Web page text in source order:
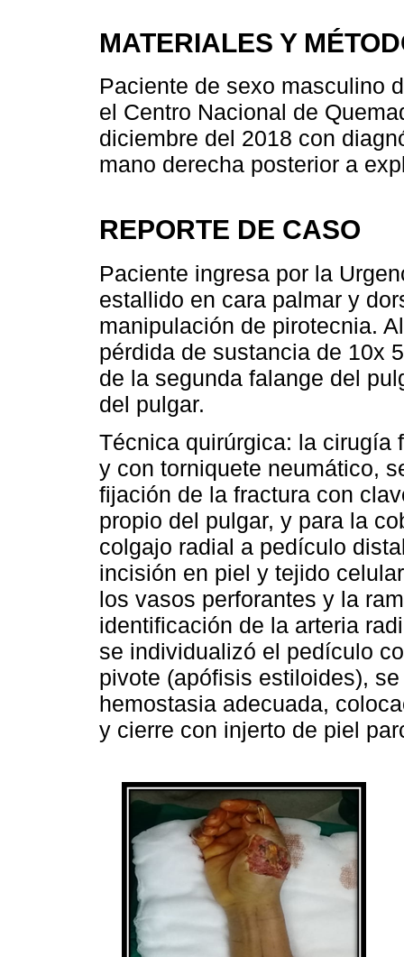
MATERIALES Y
Paciente de sexo masculino
el Centro Nacional de
diciembre del 2018 con
mano derecha posterior a
REPORTE DE CASO
Paciente ingresa por la
estallido en cara palmar y
manipulación de pirotecnia.
pérdida de sustancia de 10x
de la segunda falange del
del pulgar.
Técnica quirúrgica: la cirugía
y con torniquete neumático,
fijación de la fractura con
propio del pulgar, y para la
colgajo radial a pedículo
incisión en piel y tejido
los vasos perforantes y la
identificación de la arteria
se individualizó el pedículo
pivote (apófisis estiloides),
hemostasia adecuada,
y cierre con injerto de piel